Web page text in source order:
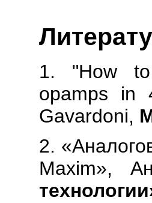
1. "How to
opamps in
Gavardoni,
2.
Maxim»,